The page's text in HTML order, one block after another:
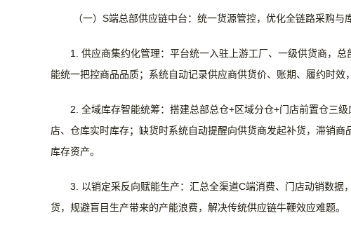
（一） S端总部供应链中台：统一货源管控，优化全链路采购与
1. 供应商集约化管理： 平台统一入驻上游工厂、一级供货商，
能统一把控商品品质；系统自动记录供应商供货价、账期、履约时效
2. 全域库存智能统筹： 搭建总部总仓+区域分仓+门店前置仓三
店、仓库实时库存；缺货时系统自动提醒向供货商发起补货，滞销
库存资产。
3. 以销定采反向赋能生产： 汇总全渠道C端消费、门店动销数据
货，规避盲目生产带来的产能浪费，解决传统供应链牛鞭效应难题。